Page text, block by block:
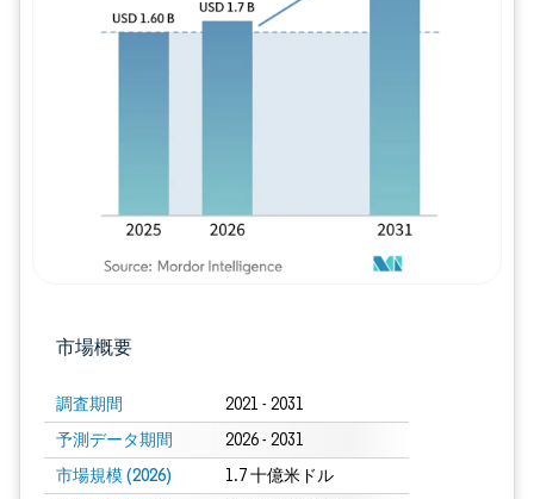
市場概要
調査期間 2021 - 2031
予測データ期間 2026 - 2031
市場規模 (2026) 1.7 十億米ドル